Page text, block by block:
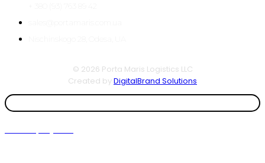
© 2026 Porta Maris Logistics LLC
Created byDigitalBrand Solutions